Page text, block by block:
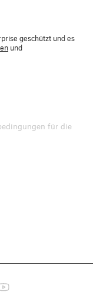
geschützt und es
und
für die